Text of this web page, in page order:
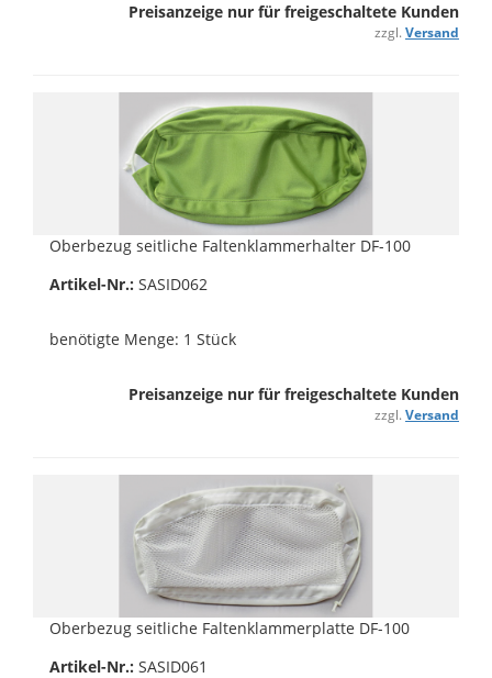
Preisanzeige nur für freigeschaltete Kunden
zzgl. Versand
Oberbezug seitliche Faltenklammerhalter DF-100
Artikel-Nr.: SASID062
benötigte Menge: 1 Stück
Preisanzeige nur für freigeschaltete Kunden
zzgl. Versand
Oberbezug seitliche Faltenklammerplatte DF-100
Artikel-Nr.: SASID061